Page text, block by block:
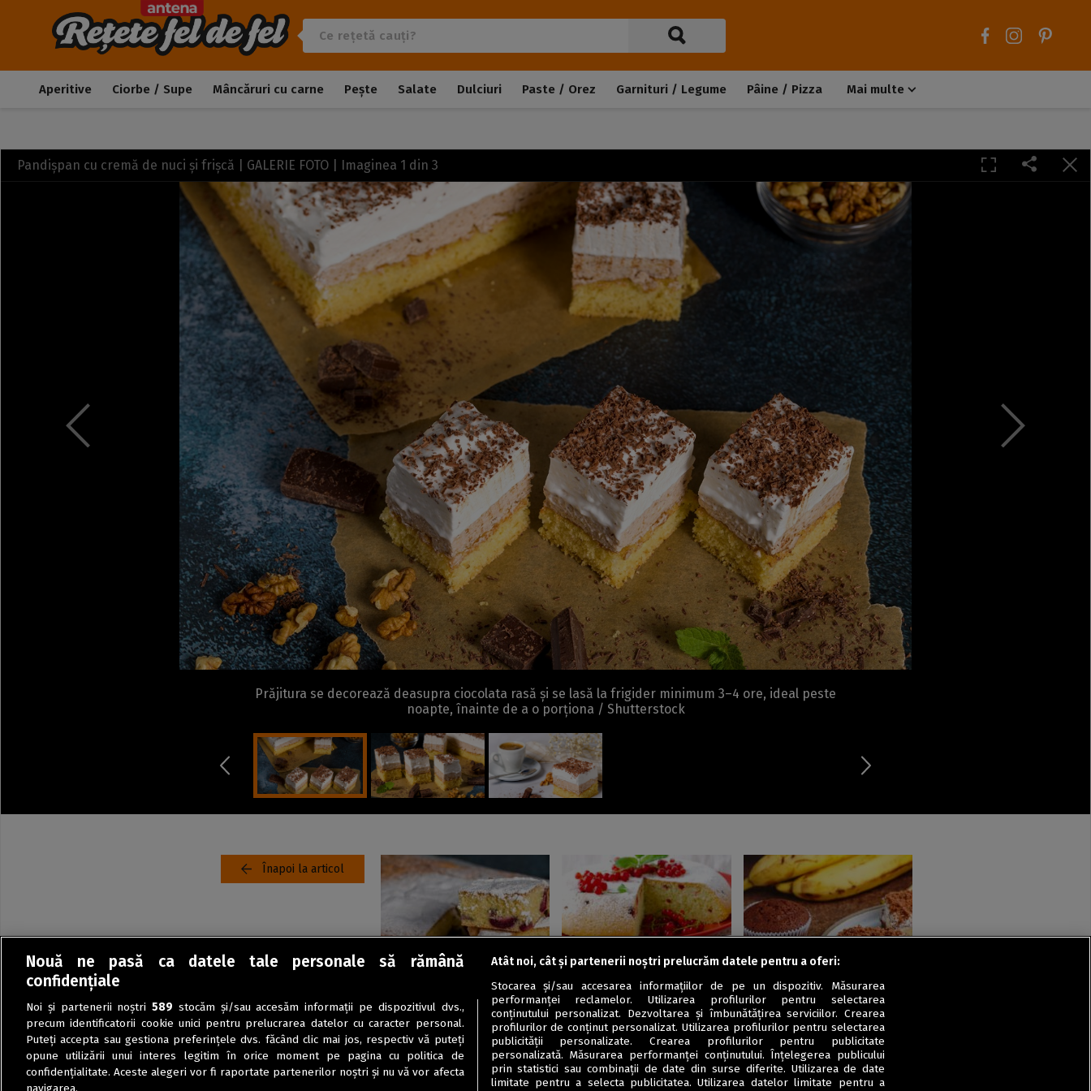
Aperitive Ciorbe / Supe Mâncăruri cu carne Pește Salate Dulciuri Paste / Orez Garnituri / Legume Pâine / Pizza Mai multe
Chiteluțe / Carne tocată
Biscuiți / Fursecuri
Deserturi de post
Înghețată
Selecții rețete
Trucuri și sfaturi culinare
Rețete fel de fel de la
prieteni
Rețete pentru Valentine’s
Day / Dragobete și 1 Martie
Conserve
Băuturi
Rețete de post
Ricette in italiano
Pandișpan cu cremă de nuci și frișcă | GALERIE FOTO | Imaginea 1 din 3
Prăjitura se decorează deasupra ciocolata rasă și se lasă la frigider minimum 3–4 ore, ideal peste
noapte, înainte de a o porționa / Shutterstock
Înapoi la articol
Dulciuri
Pandișpan cu vanilie și cireșe
Dulciuri
Pandișpan pufos cu coacăze
roșii
Dulciuri
Prăjitură cu firimituri și
cremă de nuci cu banane
Nouă ne pasă ca datele tale personale să rămână
confidențiale
Noi și partenerii noștri589 stocăm și/sau accesăm informații pe dispozitivul dvs.,
precum identificatorii cookie unici pentru prelucrarea datelor cu caracter personal.
Puteți accepta sau gestiona preferințele dvs. făcând clic mai jos, respectiv vă puteți
opune utilizării unui interes legitim în orice moment pe pagina cu politica de
confidențialitate. Aceste alegeri vor fi raportate partenerilor noștri și nu vă vor afecta
Atât noi, cât și partenerii noștri prelucrăm datele pentru a oferi:
Stocarea și/sau accesarea informațiilor de pe un dispozitiv. Măsurarea
performanței reclamelor. Utilizarea profilurilor pentru selectarea
conținutului personalizat. Dezvoltarea și îmbunătățirea serviciilor. Crearea
profilurilor de conținut personalizat. Utilizarea profilurilor pentru selectarea
publicității personalizate. Crearea profilurilor pentru publicitate
personalizată. Măsurarea performanței conținutului. Înțelegerea publicului
prin statistici sau combinații de date din surse diferite. Utilizarea de date
limitate pentru a selecta publicitatea. Utilizarea datelor limitate pentru a